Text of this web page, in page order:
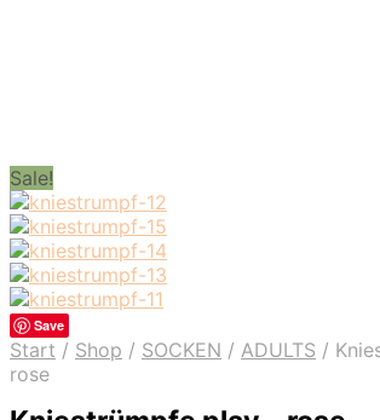
Sale!
Save
Start / Shop / SOCKEN / ADULTS /
rose